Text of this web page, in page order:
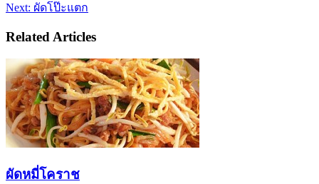
Next: ผัดโป๊ะแตก
Related Articles
ผัดหมี่โคราช